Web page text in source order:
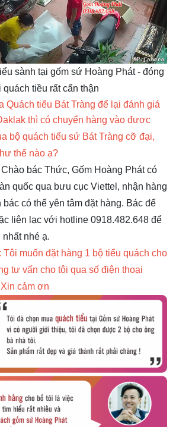
sành tại gốm sứ Hoàng Phát - đóng
quách tiều rất cẩn thận
Quách tiểu Bát Tràng để lại đánh giá
thì có chuyển hàng vào được
bộ quách tiểu sứ Bát Tràng cỡ đại,
thế nào ạ?
Chào bác Thức, Gốm Hoàng Phát có
quốc qua bưu cục Viettel, nhận hàng
có thể yên tâm đặt hàng. Bác để
liên lạc với hotline 0918.482.648 để
nhé ạ.
: Tôi muốn đặt hàng 1 bộ tiểu quách cho
tư vấn cho tôi qua số điện thoại
cảm ơn